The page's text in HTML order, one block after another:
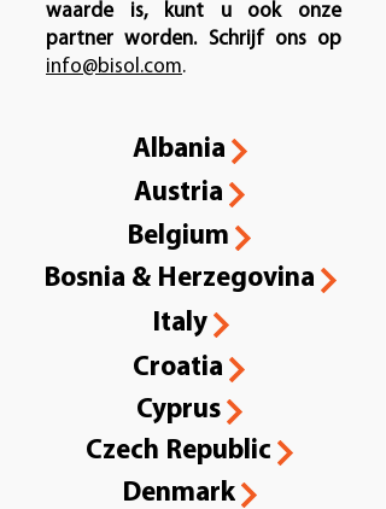
waarde is, kunt u ook onze
partner worden. Schrijf ons op
info@bisol.com.
Albania
Austria
Belgium
Bosnia & Herzegovina
Italy
Croatia
Cyprus
Czech Republic
Denmark